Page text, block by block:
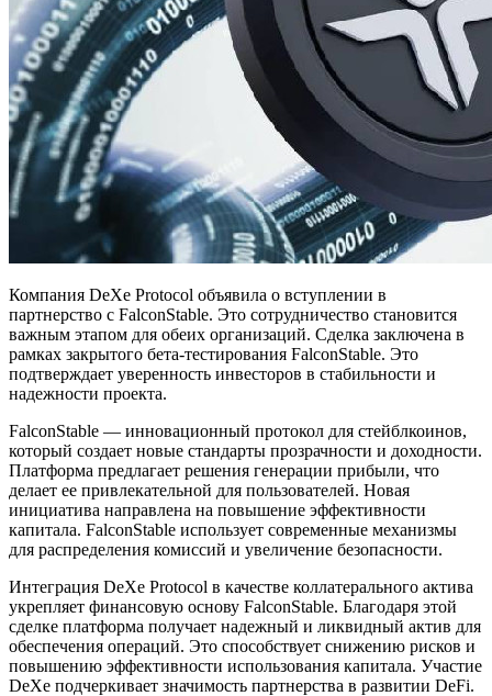
Компания DeXe Protocol объявила о вступлении в
партнерство с FalconStable. Это сотрудничество становится
важным этапом для обеих организаций. Сделка заключена в
рамках закрытого бета-тестирования FalconStable. Это
подтверждает уверенность инвесторов в стабильности и
надежности проекта.
FalconStable — инновационный протокол для стейблкоинов,
который создает новые стандарты прозрачности и доходности.
Платформа предлагает решения генерации прибыли, что
делает ее привлекательной для пользователей. Новая
инициатива направлена на повышение эффективности
капитала. FalconStable использует современные механизмы
для распределения комиссий и увеличение безопасности.
Интеграция DeXe Protocol в качестве коллатерального актива
укрепляет финансовую основу FalconStable. Благодаря этой
сделке платформа получает надежный и ликвидный актив для
обеспечения операций. Это способствует снижению рисков и
повышению эффективности использования капитала. Участие
DeXe подчеркивает значимость партнерства в развитии DeFi.